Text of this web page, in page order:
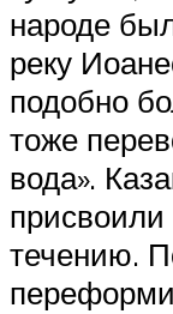
народе
реку
подобно
тоже
вода».
присвоили
течению.